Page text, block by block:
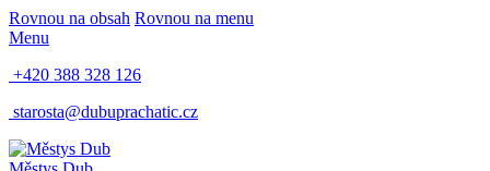
Rovnou na obsah Rovnou na menu
Menu
+420 388 328 126
starosta@dubuprachatic.cz